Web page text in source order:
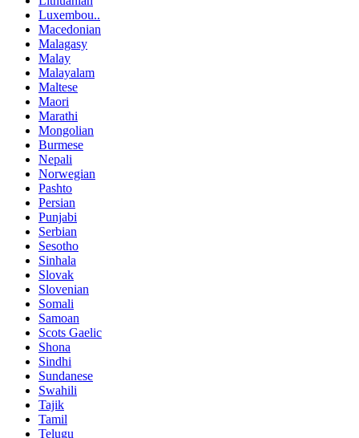
Luxembou..
Macedonian
Malagasy
Malay
Malayalam
Maltese
Maori
Marathi
Mongolian
Burmese
Nepali
Norwegian
Pashto
Persian
Punjabi
Serbian
Sesotho
Sinhala
Slovak
Slovenian
Somali
Samoan
Scots Gaelic
Shona
Sindhi
Sundanese
Swahili
Tajik
Tamil
Telugu